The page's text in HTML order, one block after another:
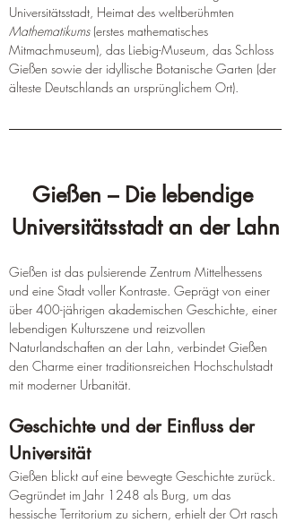
Universitätsstadt, Heimat des weltberühmten
Mathematikums (erstes mathematisches
Mitmachmuseum), das Liebig-Museum, das Schloss
Gießen sowie der idyllische Botanische Garten (der
älteste Deutschlands an ursprünglichem Ort).
Gießen – Die lebendige
Universitätsstadt an der Lahn
Gießen ist das pulsierende Zentrum Mittelhessens
und eine Stadt voller Kontraste. Geprägt von einer
über 400-jährigen akademischen Geschichte, einer
lebendigen Kulturszene und reizvollen
Naturlandschaften an der Lahn, verbindet Gießen
den Charme einer traditionsreichen Hochschulstadt
mit moderner Urbanität.
Geschichte und der Einfluss der
Universität
Gießen blickt auf eine bewegte Geschichte zurück.
Gegründet im Jahr 1248 als Burg, um das
hessische Territorium zu sichern, erhielt der Ort rasch